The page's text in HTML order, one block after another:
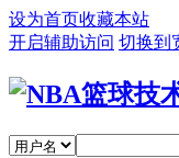
设为首页收藏本站
开启辅助访问 切换到